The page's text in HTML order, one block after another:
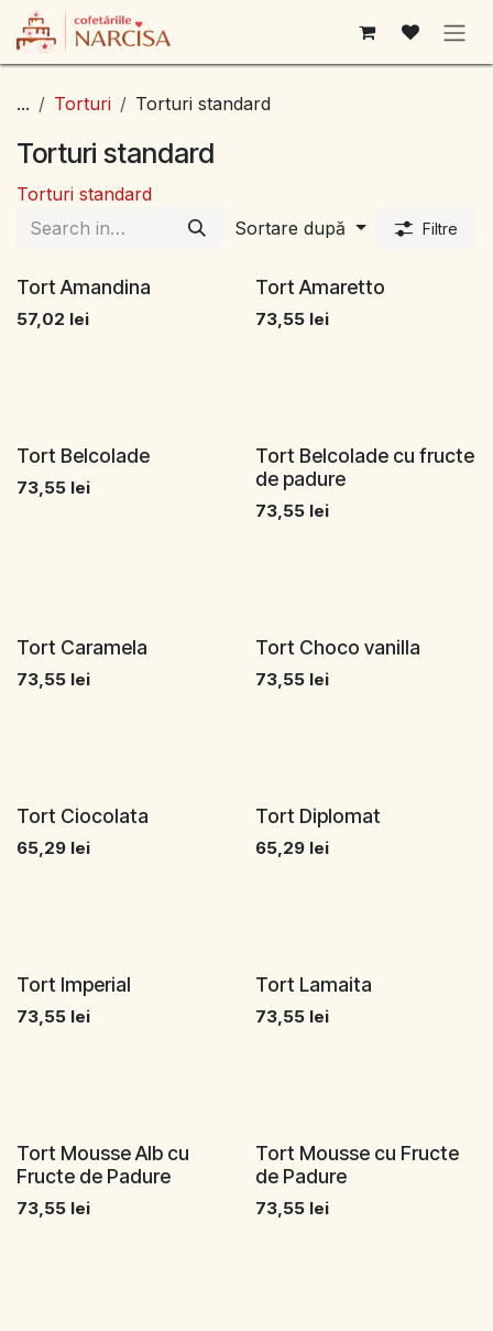
Sari la conținut
... Torturi Torturi standard
Torturi standard
Torturi standard
Sortare după
Filtre
Tort Amandina
57,02 lei
Tort Amaretto
73,55lei
Tort Belcolade
73,55 lei
Tort Belcolade cu fructe
de padure
73,55lei
Tort Caramela
73,55 lei
Tort Choco vanilla
73,55lei
Tort Ciocolata
65,29 lei
Tort Diplomat
65,29lei
Tort Imperial
73,55 lei
Tort Lamaita
73,55lei
Tort Mousse Alb cu
Fructe de Padure
73,55 lei
Tort Mousse cu Fructe
de Padure
73,55lei